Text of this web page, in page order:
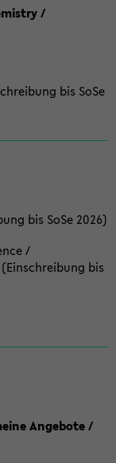
/
bis SoSe
bis SoSe 2026)
/
bis
Angebote /